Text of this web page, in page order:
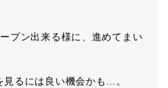
プン出来る様に、進めてまい
見るには良い機会かも…。